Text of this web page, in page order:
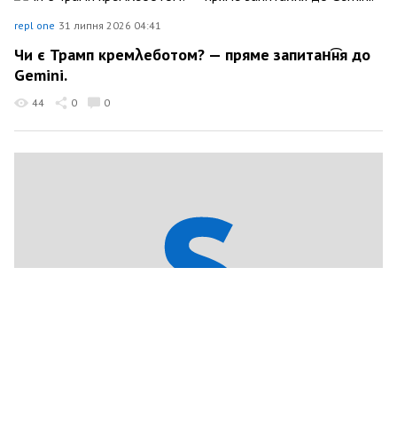
repl one 31 липня 2026 04:41
Чи є Трамп кремλеботом? — пряме запитан͡ня до
Gemini.
44 0 0